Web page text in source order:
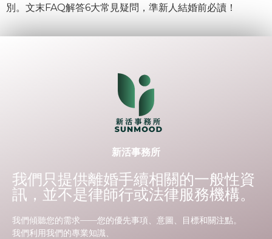
別。文末FAQ解答6大常見疑問，準新人結婚前必讀！
新活事務所
我們只提供離婚手續相關的一般性資
訊，並不是律師行或法律服務機構。
我們傾聽您的需求——您的優先事項、意圖、目標和關注點。
我們利用我們的專業知識、